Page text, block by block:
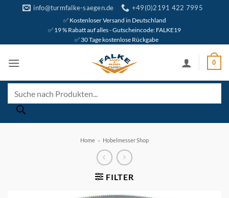
info@turmfalke-saegen.de +49(0)2191 422 7995
✅ Kostenloser Versand in Deutschland
✅ 19 % Rabatt auf alles - Gutscheincode: FALKE19
✅ 30 Tage kostenlose Rückgabe
0
search
Home » Hobelmesser Shop
FILTER